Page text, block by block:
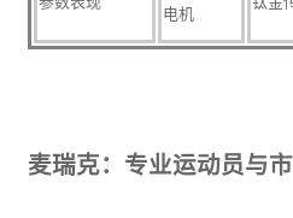
电机
麦瑞克：专业运动员与